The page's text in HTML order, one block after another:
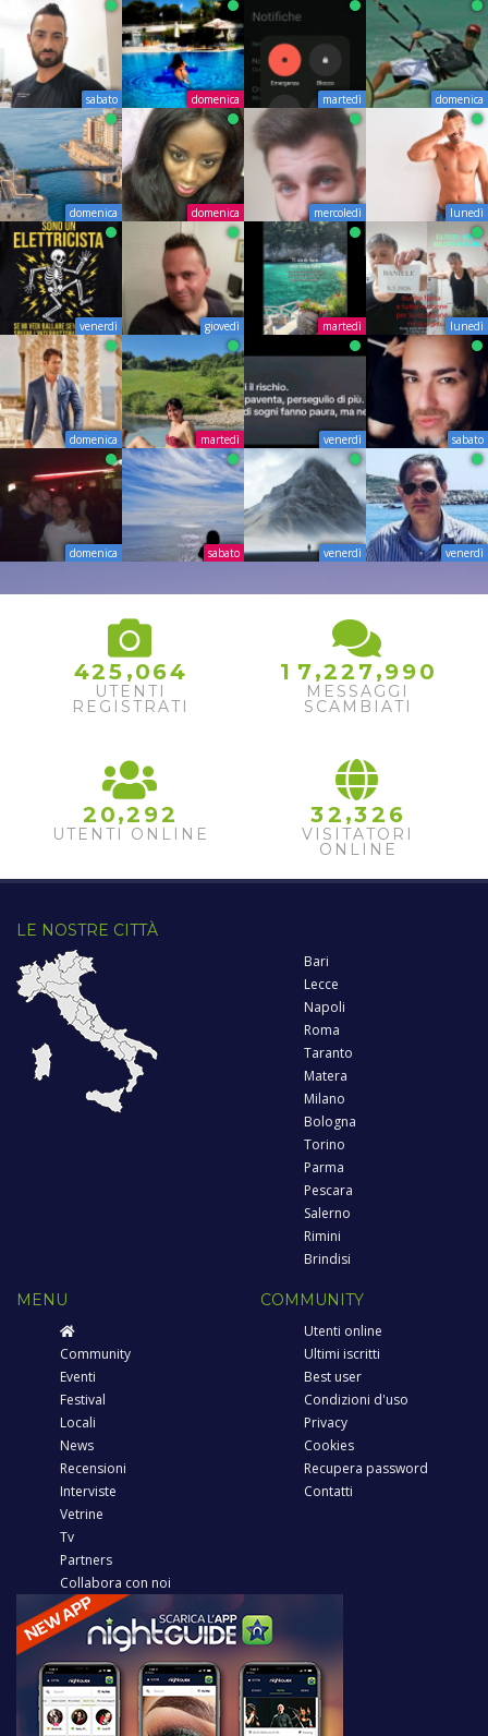
sabato domenica martedì domenica
domenica domenica mercoledì lunedì
venerdì giovedì martedì lunedì
domenica martedì venerdì sabato
domenica sabato venerdì venerdì
425 ,064
UTENTI
REGISTRATI
1 7 ,22 7 ,990
MESSAGGI
SCAMBIATI
2 0,2 92
UTENTI ONLINE
32 ,32 6
VISITATORI
ONLINE
LE NOSTRE CITTÀ
Bari
Lecce
Napoli
Roma
Taranto
Matera
Milano
Bologna
Torino
Parma
Pescara
Salerno
Rimini
Brindisi
MENU
Community
Eventi
Festival
Locali
News
Recensioni
Interviste
Vetrine
Tv
Partners
Collabora con noi
COMMUNITY
Utenti online
Ultimi iscritti
Best user
Condizioni d'uso
Privacy
Cookies
Recupera password
Contatti